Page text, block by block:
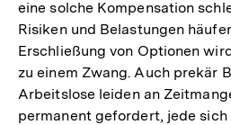
eine solche Kompensation
Risiken und Belastungen
Erschließung von Optionen
zu einem Zwang. Auch prekär
Arbeitslose leiden an
permanent gefordert, jede sich